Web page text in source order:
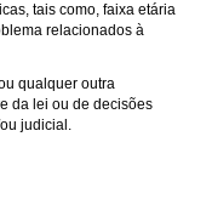
tais como, faixa etária
relacionados à
qualquer outra
da lei ou de decisões
judicial.